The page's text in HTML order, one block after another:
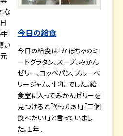
な
い
今日の給食
今日の給食は「かぼちゃのミ
ートグラタン、スープ、みかん
ゼリー、コッペパン、ブルーベ
リージャム、牛乳」でした。給
食室に入ってみかんゼリーを
見つけると「やったぁ！」「二個
食べたい！」と言っていまし
た。１年...